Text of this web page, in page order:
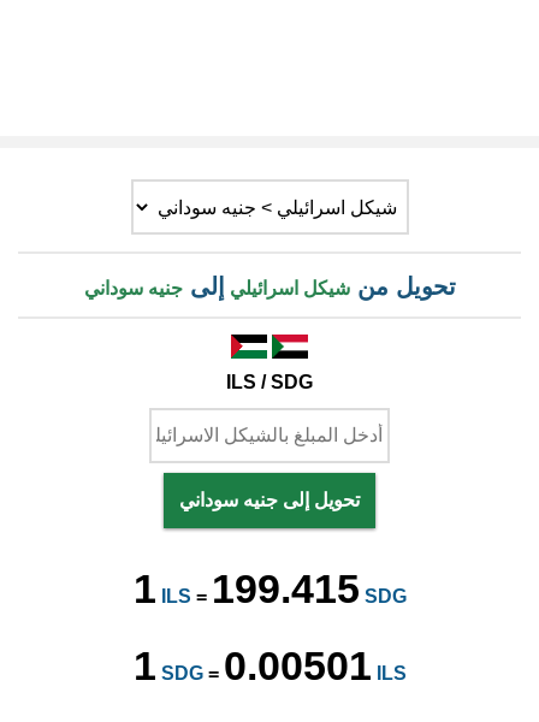
تحويل منشيكل اسرائيلي إلىجنيه سوداني
ILS / SDG
تحويل إلى جنيه سوداني
1 ILS = 199.415 SDG
1 SDG= 0.00501 ILS